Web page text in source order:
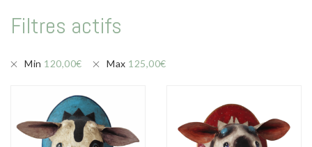
Echarpes / Pareos
Kimonos
Sacs en Kantha
Pochettes ordinateur
Filtres actifs
Min 120,00€ Max 125,00€